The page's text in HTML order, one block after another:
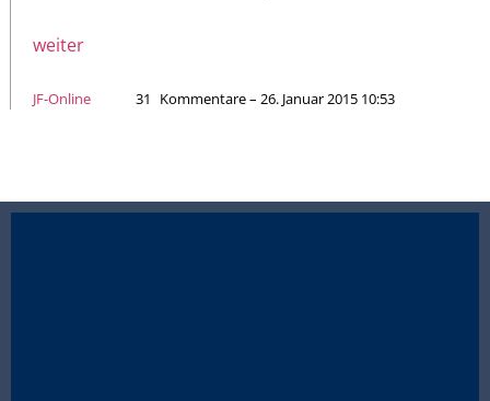
weiter
JF-Online 31 Kommentare – 26. Januar 2015 10:53